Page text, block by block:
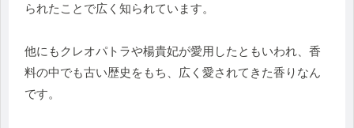
られたことで広く知られています。
他にもクレオパトラや楊貴妃が愛用したともいわれ、香
料の中でも古い歴史をもち、広く愛されてきた香りなん
です。